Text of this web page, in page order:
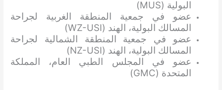
البولية (MUS)
عضو في جمعية المنطقة الغربية لجراحة
المسالك البولية، الهند (WZ-USI)
عضو في جمعية المنطقة الشمالية لجراحة
المسالك البولية، الهند (NZ-USI)
عضو في المجلس الطبي العام، المملكة
المتحدة (GMC)